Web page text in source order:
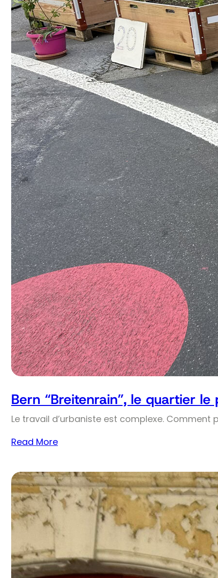
Bern “Breitenrain”, le quartier
Le travail d’urbaniste est complexe. Comment
Read More